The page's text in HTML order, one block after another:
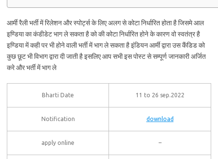
आर्मी रैली भर्ती में रिलेशन और स्पोर्ट्स के लिए अलग से कोटा निर्धारित होता है जिसमे आल
इण्डिया का कंडीडेट भाग ले सकता है को की कोटा निर्धारित होने के कारण वो स्वतंत्र है
इण्डिया में कही पर भी होने वाली भर्ती में भाग ले सकता है इंडियन आर्मी द्वारा उस कैंडिड को
कुछ छूट भी विभाग द्वारा दी जाती है इसलिए आप सभी इस पोस्ट से सम्पूर्ण जानकारी अर्जित
करे और भर्ती में भाग ले
Bharti Date 11 to 26 sep.2022
Notification download
apply online –